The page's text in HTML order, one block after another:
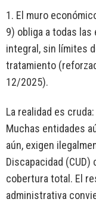
1. El muro
9) obliga a todas
integral, sin límites
tratamiento
12/2025).
La realidad es
Muchas entidades
aún, exigen
Discapacidad
cobertura total. El
administrativa